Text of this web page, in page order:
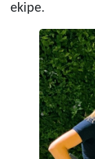
ekipe.